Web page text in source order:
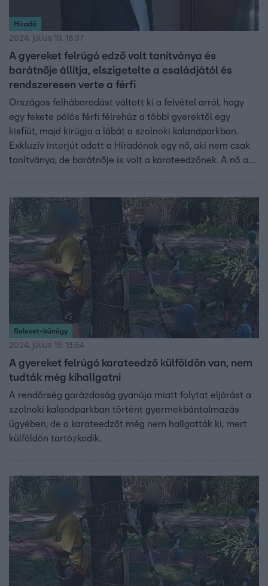
Híradó
2024. július 19. 16:37
A gyereket felrúgó edző volt tanítványa és
barátnője állítja, elszigetelte a családjától és
rendszeresen verte a férfi
Országos felháborodást váltott ki a felvétel arról, hogy
egy fekete pólós férfi félrehúz a többi gyerektől egy
kisfiút, majd kirúgja a lábát a szolnoki kalandparkban.
Exkluzív interjút adott a Híradónak egy nő, aki nem csak
tanítványa, de barátnője is volt a karateedzőnek. A nő azt
Baleset-bűnügy
2024. július 19. 13:54
A gyereket felrúgó karateedző külföldön van, nem
tudták még kihallgatni
A rendőrség garázdaság gyanúja miatt folytat eljárást a
szolnoki kalandparkban történt gyermekbántalmazás
ügyében, de a karateedzőt még nem hallgatták ki, mert
külföldön tartózkodik.